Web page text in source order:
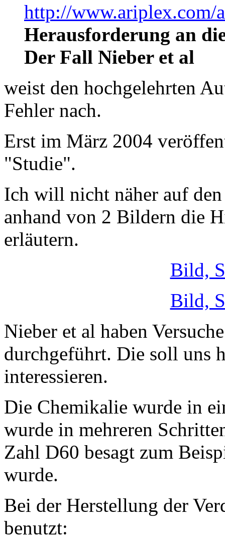
http://www.ariplex.com/
Herausforderung an
Der Fall Nieber et al
weist den hochgelehrten
Fehler nach.
Erst im März 2004
"Studie".
Ich will nicht näher auf
anhand von 2 Bildern die
erläutern.
Bild,
Bild,
Nieber et al haben
durchgeführt. Die soll uns
interessieren.
Die Chemikalie wurde in
wurde in mehreren
Zahl D60 besagt zum
wurde.
Bei der Herstellung der
benutzt: